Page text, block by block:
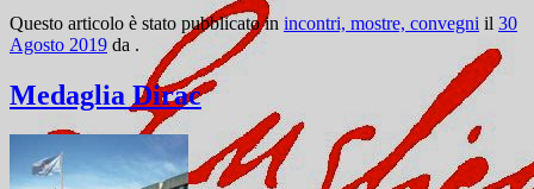
Questo articolo è stato pubblicato in incontri, mostre, convegni il 30
Agosto 2019 da .
Medaglia Dirac